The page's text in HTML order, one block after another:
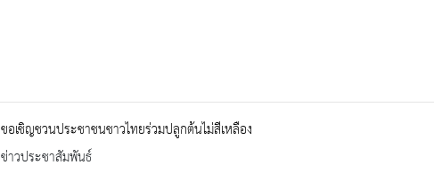
ขอเชิญชวนประชาชนชาวไทยร่วมปลูกต้นไม่สีเหลือง
ข่าวประชาสัมพันธ์